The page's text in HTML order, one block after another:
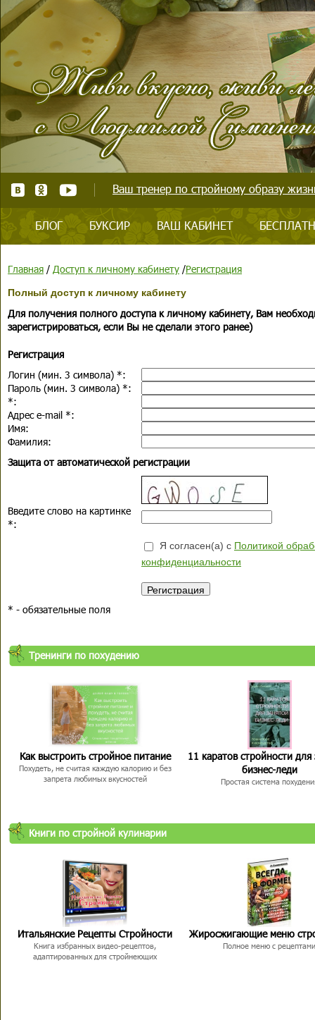
Ваш тренер по стройному образу
БЛОГ БУКСИР ВАШ КАБИНЕТ
Главная / Доступ к личному кабинету /Регистрация
Полный доступ к личному кабинету
Для получения полного доступа к личному кабинету, Вам
зарегистрироваться, если Вы не сделали этого ранее)
Регистрация
Логин (мин. 3 символа) *:
Пароль (мин. 3 символа) *:
*:
Адрес e-mail *:
Имя:
Фамилия:
Защита от автоматической регистрации
Введите слово на картинке
*:
Я согласен(а) с Политикой
конфиденциальности
* - обязательные поля
Тренинги по похудению
Как выстроить стройное питание
Похудеть, не считая каждую калорию и без
запрета любимых вкусностей
11 каратов стройности для
бизнес-леди
Простая система
Книги по стройной кулинарии
Итальянские Рецепты Стройности
Книга избранных видео-рецептов,
адаптированных для стройнеющих
Жиросжигающие меню
Полное меню с рецептами